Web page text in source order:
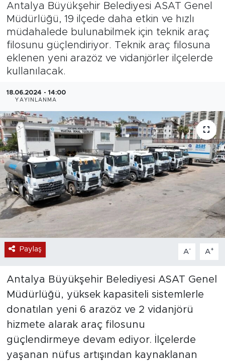
Antalya Büyükşehir Belediyesi ASAT Genel
Müdürlüğü, 19 ilçede daha etkin ve hızlı
müdahalede bulunabilmek için teknik araç
filosunu güçlendiriyor. Teknik araç filosuna
eklenen yeni arazöz ve vidanjörler ilçelerde
kullanılacak.
18.06.2024 - 14:00
YAYINLANMA
Paylaş A- A+
Antalya Büyükşehir Belediyesi ASAT Genel
Müdürlüğü, yüksek kapasiteli sistemlerle
donatılan yeni 6 arazöz ve 2 vidanjörü
hizmete alarak araç filosunu
güçlendirmeye devam ediyor. İlçelerde
yaşanan nüfus artışından kaynaklanan
Kültür- Sanat
Magazin
Özel Haber
Politika
Resmi İlanlar
Sağlık
Spor
Turizm
Haber Arşivi